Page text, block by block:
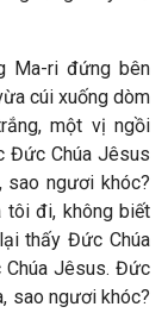
Ma-ri đứng bên
cúi xuống dòm
một vị ngồi
Đức Chúa Jêsus
sao ngươi khóc?
tôi đi, không biết
thấy Đức Chúa
Jêsus. Đức
sao ngươi khóc?